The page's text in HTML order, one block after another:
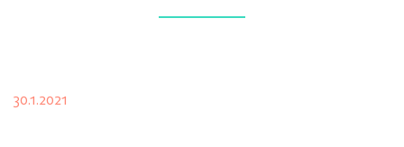
30.1.2021